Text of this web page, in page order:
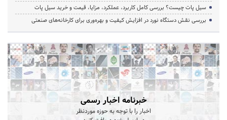
سیل پات چیست؟ بررسی کامل کاربرد، عملکرد، مزایا، قیمت و خرید سیل پات
بررسی نقش دستگاه نورد در افزایش کیفیت و بهره‌وری برای کارخانه‌های صنعتی
خبرنامه اخبار رسمی
اخبار را با توجه به حوزه موردنظر